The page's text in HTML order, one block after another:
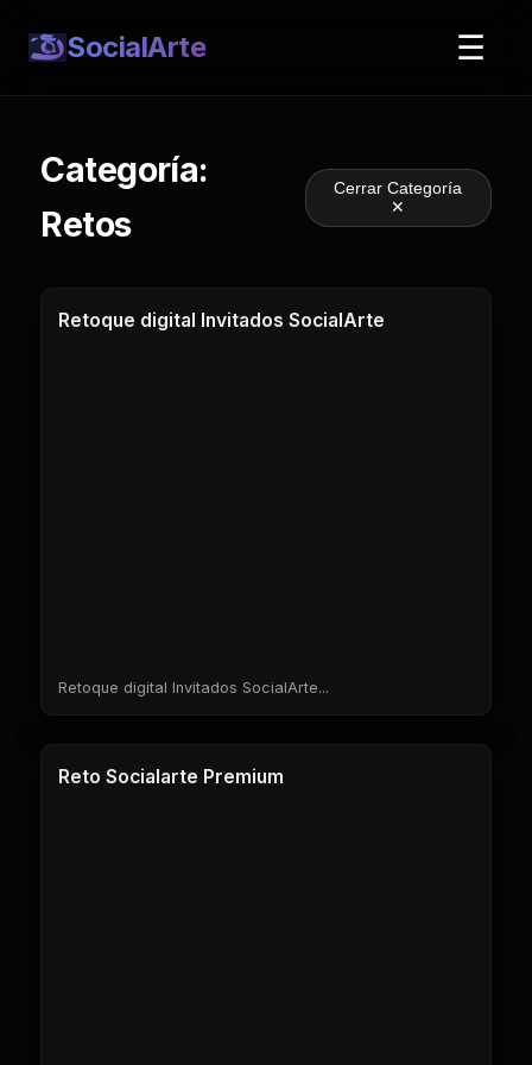
SocialArte ☰
Categoría:
Retos
Cerrar Categoría
✕
Retoque digital Invitados SocialArte
Retoque digital Invitados SocialArte...
11 Clases
Reto Socialarte Premium